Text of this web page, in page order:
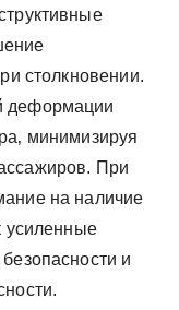
столкновении.
деформации
минимизируя
При
на наличие
усиленные
и